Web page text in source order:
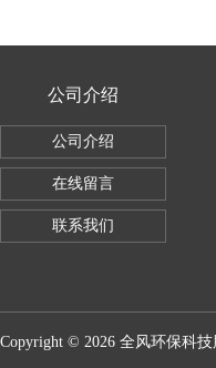
公司介绍
公司介绍
在线留言
联系我们
Copyright © 2026 全风环保科